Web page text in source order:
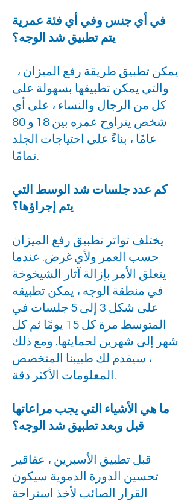
في أي جنس وفي أي فئة عمرية
يتم تطبيق شد الوجه؟
والتي يمكن تطبيقها بسهولة على
كل من الرجال والنساء ، على أي
شخص يتراوح عمره بين 18 و 80
عامًا ، بناءً على احتياجات الجلد
تمامًا.
كم عدد جلسات شد الوسط التي
يتم إجراؤها؟
يختلف تواتر تطبيق رفع الميزان
حسب العمر ولأي غرض. عندما
يتعلق الأمر بإزالة آثار الشيخوخة
في منطقة الوجه ، يمكن تطبيقه
على شكل 3 إلى 5 جلسات في
المتوسط مرة كل 15 يومًا ثم كل
شهر إلى شهرين لحمايتها. ومع ذلك
، سيقدم لك طبيبنا المتخصص
المعلومات الأكثر دقة.
ما هي الأشياء التي يجب مراعاتها
قبل وبعد تطبيق شد الوجه؟
قبل تطبيق الأسبرين ، عقاقير
تحسين الدورة الدموية سيكون
القرار الصائب لأخذ استراحة